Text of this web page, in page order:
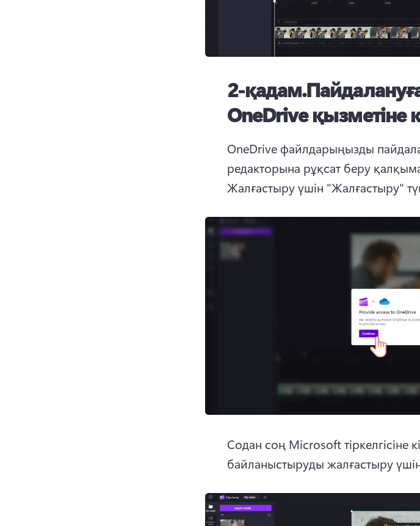
2-қадам.
OneDrive қызметіне
OneDrive файлдарыңызды
Жалғастыру үшін "Жалғастыру"
Содан соң Microsoft тіркелгісіне
байланыстыруды жалғастыру